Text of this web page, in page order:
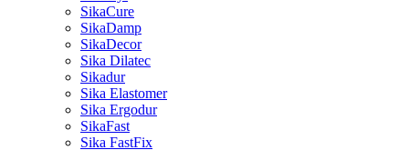
SikaCure
SikaDamp
SikaDecor
Sika Dilatec
Sikadur
Sika Elastomer
Sika Ergodur
SikaFast
Sika FastFix